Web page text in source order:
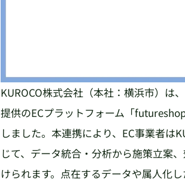
KUROCO株式会社（本社：横浜市）は
提供のECプラットフォーム「
しました。本連携により、EC事業者は
じて、データ統合・分析から施策立案
けられます。点在するデータや属人化